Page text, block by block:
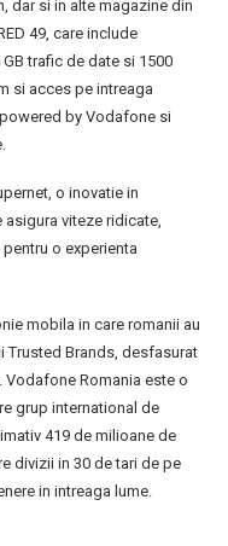
dar si in alte magazine din
49, care include
trafic de date si 1500
si acces pe intreaga
by Vodafone si
o inovatie in
viteze ridicate,
o experienta
mobila in care romanii au
Trusted Brands, desfasurat
Vodafone Romania este o
grup international de
419 de milioane de
divizii in 30 de tari de pe
in intreaga lume.